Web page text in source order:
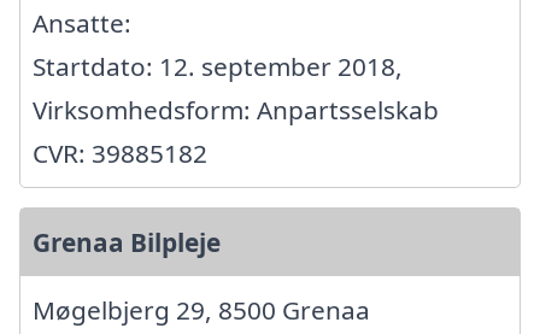
Ansatte:
Startdato: 12. september 2018,
Virksomhedsform: Anpartsselskab
CVR: 39885182
Grenaa Bilpleje
Møgelbjerg 29, 8500 Grenaa